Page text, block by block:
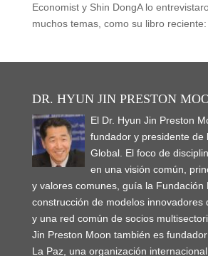
Economist y Shin DongA lo
muchos temas, como su libro reciente:
DR. HYUN JIN PRESTON
El Dr. Hyun Jin Preston
fundador y presidente de
Global. El foco de
en una visión común,
y valores comunes, guía la Fundación
construcción de modelos innovadores
y una red común de socios
Jin Preston Moon también es
La Paz, una organización